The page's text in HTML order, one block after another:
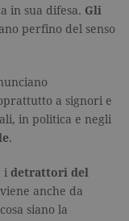
in sua difesa. Gli
perfino del senso
a signori e
in politica e negli
.
i detrattori del
anche da
siano la